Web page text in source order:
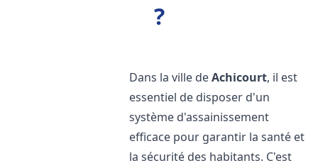
?
Dans la ville deAchicourt, il est
essentiel de disposer d'un
système d'assainissement
efficace pour garantir la santé et
la sécurité des habitants. C'est